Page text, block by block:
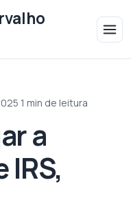
1 min de leitura
a
IRS,